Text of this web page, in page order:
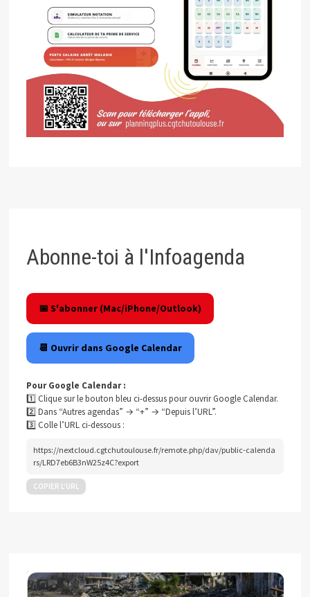
Abonne-toi à l'Infoagenda
📅 S'abonner (Mac/iPhone/Outlook)
📆 Ouvrir dans Google Calendar
Pour Google Calendar :
1️⃣ Clique sur le bouton bleu ci-dessus pour ouvrir Google Calendar.
2️⃣ Dans “Autres agendas” → “+” → “Depuis l’URL”.
3️⃣ Colle l’URL ci-dessous :
https://nextcloud.cgtchutoulouse.fr/remote.php/dav/public-calenda
rs/LRD7eb6B3nW25z4C?export
COPIER L’URL